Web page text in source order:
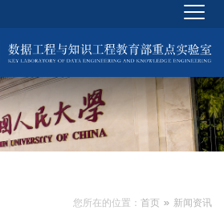
您所在的位置： 首页 新闻资讯